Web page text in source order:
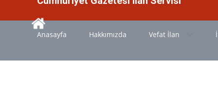
Anasayfa Hakkımızda Vefat İlan